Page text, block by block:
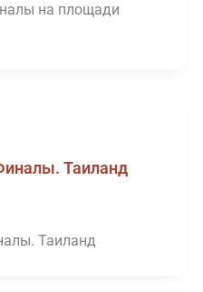
на площади
Таиланд
Таиланд